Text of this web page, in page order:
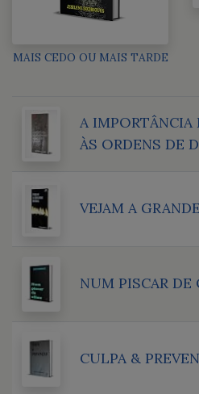
MAIS CEDO OU MAIS TARDE
A IMPORTÂNCIA
ÀS ORDENS DE
VEJAM A
NUM PISCAR DE
CULPA &